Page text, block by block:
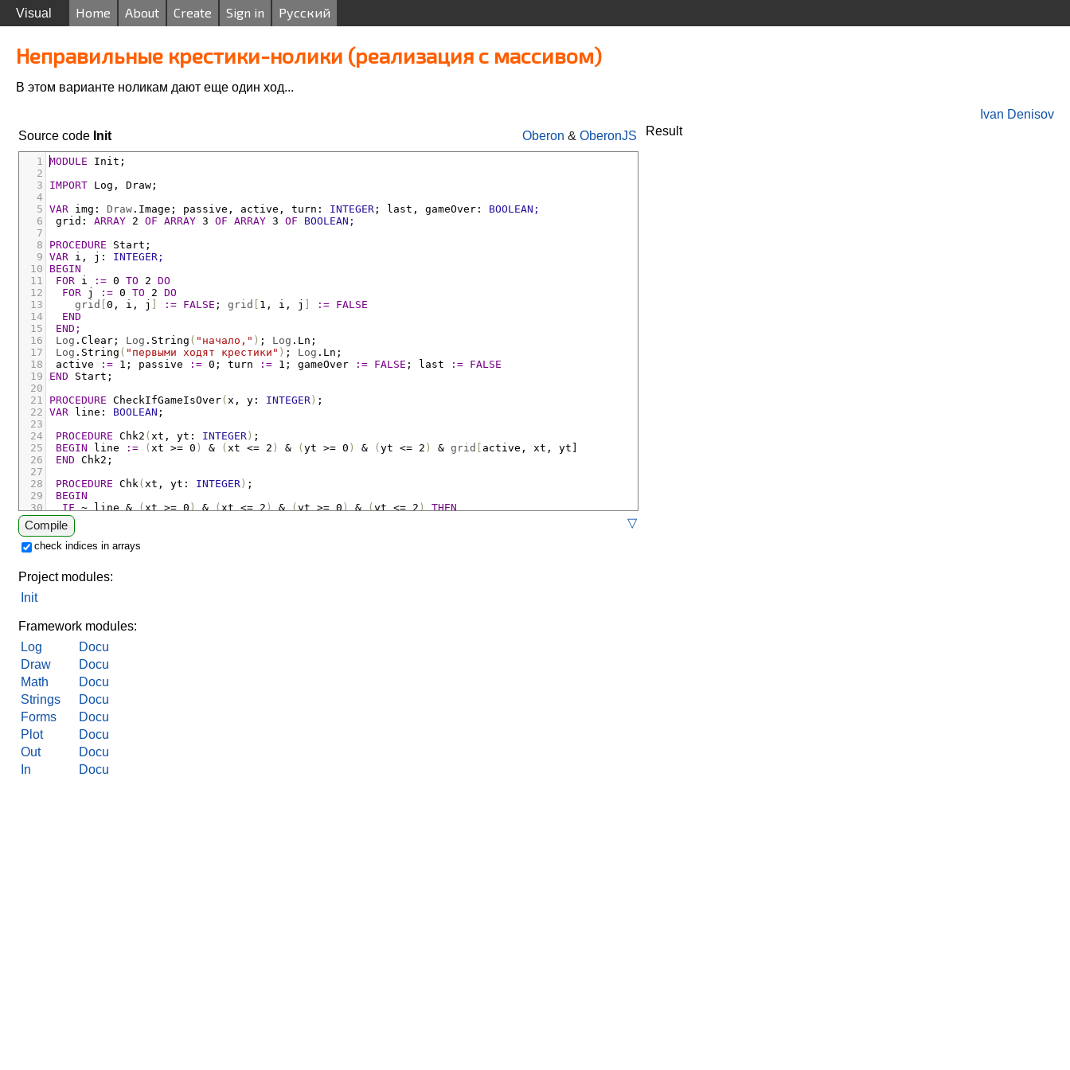
Visual Home About Create Sign in Русский
Неправильные крестики-нолики (реализация с массивом)
В этом варианте ноликам дают еще один ход...
Ivan Denisov
Oberon & OberonJS
Source code Init Result
1 MODULE
Init;
2
3
IMPORT Log ,
Draw;
4
5 VAR img : Draw . Image ; passive , active , turn : INTEGER ; last , gameOver :
BOOLEAN;
6
grid : ARRAY 2 OF ARRAY 3 OF ARRAY 3 OF
BOOLEAN;
7
8
PROCEDURE
Start;
9 VAR i , j :
INTEGER;
10
BEGIN
11
FOR i := 0 TO 2 DO
12
FOR j := 0 TO 2 DO
13
grid 0 , i , j := FALSE ; grid 1 , i , j := FALSE
14
END
15
END;
16
Log . Clear ; Log . String ( "начало," ) ; Log . Ln;
17
Log . String ( "первыми ходят крестики" ) ; Log . Ln;
18
active := 1 ; passive := 0 ; turn := 1 ; gameOver := FALSE ; last := FALSE
19
END
Start;
20
21
PROCEDURE CheckIfGameIsOver( x , y : INTEGER ) ;
22 VAR line : BOOLEAN ;
23
24
PROCEDURE Chk2 ( xt , yt : INTEGER ) ;
25
BEGIN line := ( xt >= 0 ) & ( xt <= 2 ) & ( yt >= 0 ) & ( yt <= 2 ) & grid active , xt ,
yt]
26
END Chk2;
27
28
PROCEDURE Chk( xt , yt : INTEGER ) ;
29
BEGIN
30
IF ~ line & (xt >= 0) & (xt <= 2) & (yt >= 0) & (yt <= 2) THEN
31
IF
32
33
IF ~ line THEN
34
36
END Chk;
37
38
Compile ▽
check indices in arrays
Project modules:
Init
Framework modules:
Log
Docu
Draw
Docu
Math
Docu
Strings
Docu
Forms
Docu
Plot
Docu
Out
Docu
In
Docu